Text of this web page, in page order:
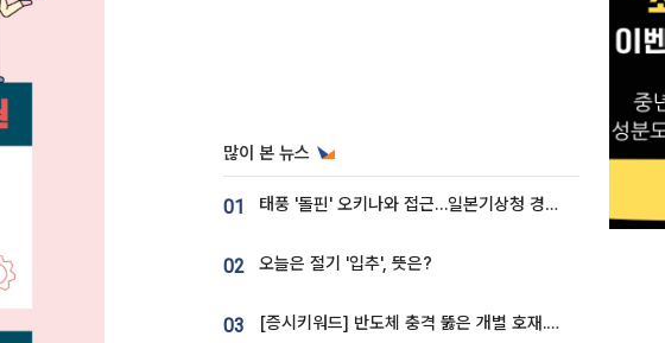
많이 본 뉴스
01 태풍 '돌핀' 오키나와 접근…일본기상청 경로 업데이트
02 오늘은 절기 '입추', 뜻은?
03 [증시키워드] 반도체 충격 뚫은 개별 호재...포스코퓨처엠·에코프로·한화솔루션 '눈길'